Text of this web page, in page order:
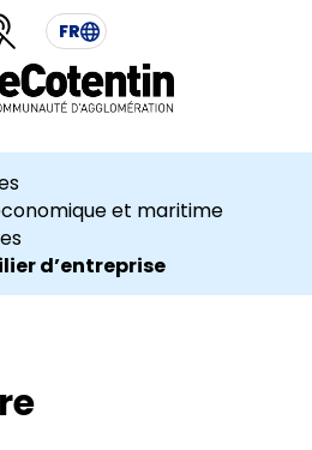
FR
et maritime
d’entreprise